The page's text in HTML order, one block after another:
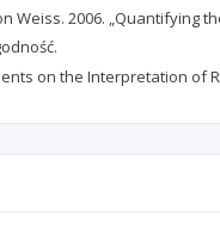
2006. „Quantifying
on the Interpretation of